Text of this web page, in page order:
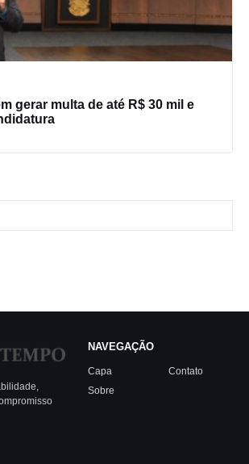
gerar multa de até R$ 30 mil e
NAVEGAÇÃO
Capa
Sobre
Contato